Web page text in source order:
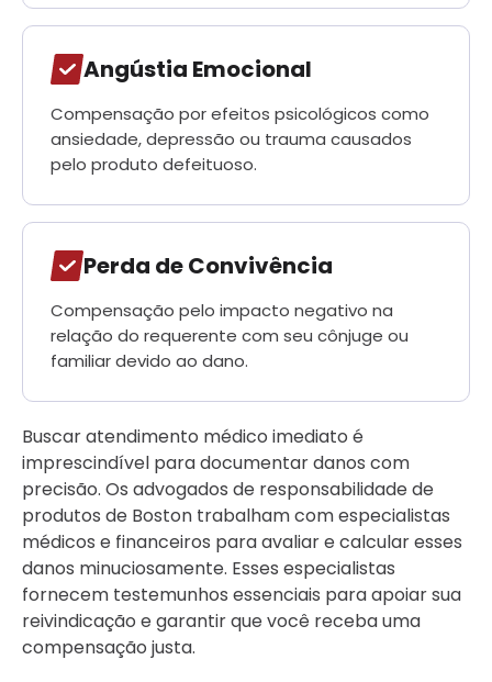
Angústia Emocional
Compensação por efeitos psicológicos como
ansiedade, depressão ou trauma causados
pelo produto defeituoso.
Perda de Convivência
Compensação pelo impacto negativo na
relação do requerente com seu cônjuge ou
familiar devido ao dano.
Buscar atendimento médico imediato é
imprescindível para documentar danos com
precisão. Os advogados de responsabilidade de
produtos de Boston trabalham com especialistas
médicos e financeiros para avaliar e calcular esses
danos minuciosamente. Esses especialistas
fornecem testemunhos essenciais para apoiar sua
reivindicação e garantir que você receba uma
compensação justa.